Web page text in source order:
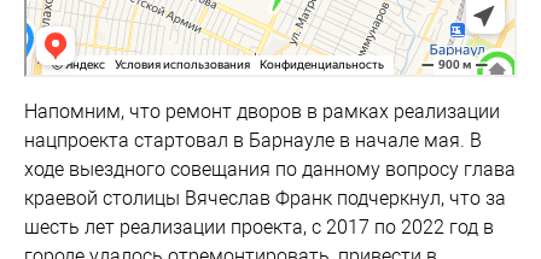
Напомним, что ремонт дворов в рамках реализации
нацпроекта стартовал в Барнауле в начале мая. В
ходе выездного совещания по данному вопросу глава
краевой столицы Вячеслав Франк подчеркнул, что за
шесть лет реализации проекта, с 2017 по 2022 год в